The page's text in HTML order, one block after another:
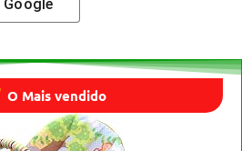
Google
O Mais vendido